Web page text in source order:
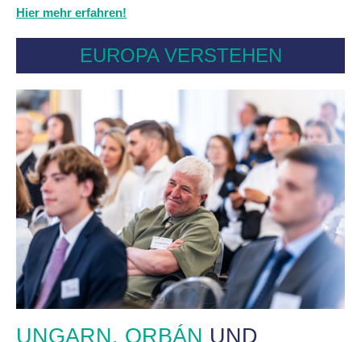
Hier mehr erfahren!
EUROPA VERSTEHEN
UNGARN, ORBÁN UND